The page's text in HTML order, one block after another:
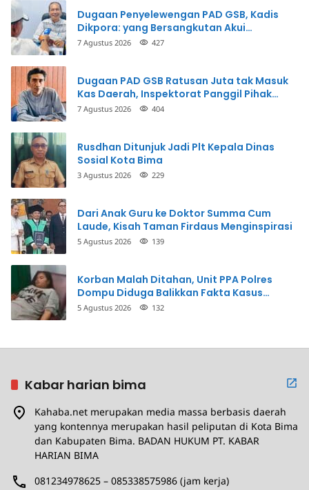
Dugaan Penyelewengan PAD GSB, Kadis
Dikpora: yang Bersangkutan Akui
Perbuatannya dan Siap Mengembalikan
7 Agustus 2026 427
Dugaan PAD GSB Ratusan Juta tak Masuk
Kas Daerah, Inspektorat Panggil Pihak
Terkait
7 Agustus 2026 404
Rusdhan Ditunjuk Jadi Plt Kepala Dinas
Sosial Kota Bima
3 Agustus 2026 229
Dari Anak Guru ke Doktor Summa Cum
Laude, Kisah Taman Firdaus Menginspirasi
5 Agustus 2026 139
Korban Malah Ditahan, Unit PPA Polres
Dompu Diduga Balikkan Fakta Kasus
Penganiayaan
5 Agustus 2026 132
Kabar harian bima
Kahaba.net merupakan media massa berbasis daerah
yang kontennya merupakan hasil peliputan di Kota Bima
dan Kabupaten Bima. BADAN HUKUM PT. KABAR
HARIAN BIMA
081234978625 – 085338575986 (jam kerja)